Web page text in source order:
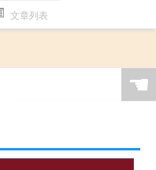
文章列表
☚